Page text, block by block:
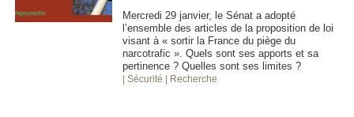
Mercredi 29 janvier, le Sénat a adopté
l’ensemble des articles de la proposition de loi
visant à « sortir la France du piège du
narcotrafic ». Quels sont ses apports et sa
pertinence ? Quelles sont ses limites ?
| Sécurité | Recherche